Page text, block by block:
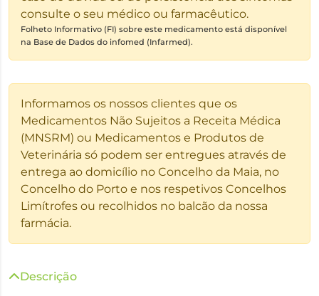
consulte o seu médico ou farmacêutico.
Folheto Informativo (FI) sobre este medicamento está disponível
na Base de Dados do infomed (Infarmed).
Informamos os nossos clientes que os
Medicamentos Não Sujeitos a Receita Médica
(MNSRM) ou Medicamentos e Produtos de
Veterinária só podem ser entregues através de
entrega ao domicílio no Concelho da Maia, no
Concelho do Porto e nos respetivos Concelhos
Limítrofes ou recolhidos no balcão da nossa
farmácia.
Descrição